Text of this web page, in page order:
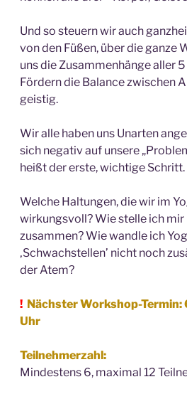
Und so steuern wir auch
von den Füßen, über die ganze
uns die Zusammenhänge aller
Fördern die Balance zwischen
geistig.
Wir alle haben uns Unarten
sich negativ auf unsere
heißt der erste, wichtige Schritt.
Welche Haltungen, die wir im
wirkungsvoll? Wie stelle ich
zusammen? Wie wandle ich
‚Schwachstellen’ nicht noch
der Atem?
! Nächster Workshop-Termin:
Uhr
Teilnehmerzahl:
Mindestens 6, maximal 12